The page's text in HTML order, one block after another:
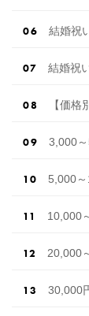
結婚祝
結婚祝
【価
3,000
5,000
10,000
20,000
30,000